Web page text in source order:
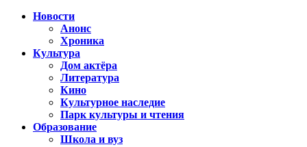
Новости
Анонс
Хроника
Культура
Дом актёра
Литература
Кино
Культурное наследие
Парк культуры и чтения
Образование
Школа и вуз